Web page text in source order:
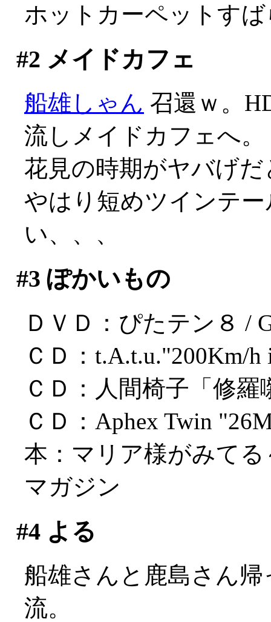
ホットカーペットす
#2 メイドカフェ
船雄しゃん 召還ｗ。
流しメイドカフェへ。
花見の時期がヤバげ
やはり短めツインテ
い、、、
#3 ぽかいもの
ＤＶＤ：ぴたテン８ /
ＣＤ：t.A.t.u."200Km/h
ＣＤ：人間椅子「修羅
ＣＤ：Aphex Twin
本：マリア様がみてる
マガジン
#4よる
船雄さんと鹿島さん
流。